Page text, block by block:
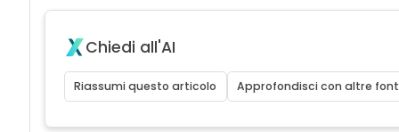
Chiedi all'AI
Riassumi questo articolo Approfondisci con altre